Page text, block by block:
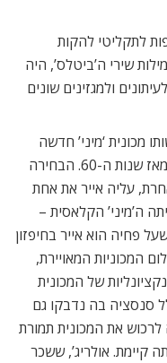
לתקליטי להקות
למילות שירי ה’ביטלס’, היה
ולמגזינים שונים
מכונית ‘מיני’ חדשה
ואייר עליה באותו סגנון אותו שמר וטיפח מאז שנות ה-60. הבחירה
אחרת, עליה אייר את אחת
ה’מיני’ הקלאסית –
המפורסמים של שנות ה-60′  שעל פחיה הוא אייר בחיפזון
המכוניות המאויירת,
של המכונית
סנסציה בה נדבקו גם
את המכונית תמורת
קיימת. אולריג’, ששכר